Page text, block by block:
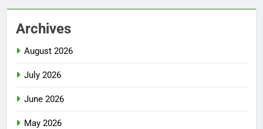
Archives
August 2026
July 2026
June 2026
May 2026